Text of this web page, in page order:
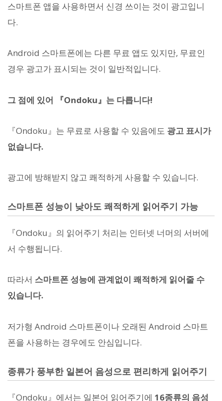
스마트폰 앱을 사용하면서 신경 쓰이는 것이 광고입니
다.
Android 스마트폰에는 다른 무료 앱도 있지만, 무료인
경우 광고가 표시되는 것이 일반적입니다.
그 점에 있어 『Ondoku』는 다릅니다!
『Ondoku』는 무료로 사용할 수 있음에도 광고 표시가
없습니다.
광고에 방해받지 않고 쾌적하게 사용할 수 있습니다.
스마트폰 성능이 낮아도 쾌적하게 읽어주기 가능
『Ondoku』의 읽어주기 처리는 인터넷 너머의 서버에
서 수행됩니다.
따라서 스마트폰 성능에 관계없이 쾌적하게 읽어줄 수
있습니다.
저가형 Android 스마트폰이나 오래된 Android 스마트
폰을 사용하는 경우에도 안심입니다.
종류가 풍부한 일본어 음성으로 편리하게 읽어주기
『Ondoku』에서는 일본어 읽어주기에 16종류의 음성